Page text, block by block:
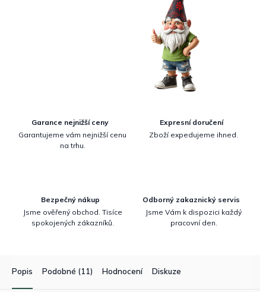
Garance nejnižší ceny
Garantujeme vám nejnižší cenu
na trhu.
Expresní doručení
Zboží expedujeme ihned.
Bezpečný nákup
Jsme ověřený obchod. Tisíce
spokojených zákazníků.
Odborný zakaznický servis
Jsme Vám k dispozici každý
pracovní den.
Popis Podobné (11) Hodnocení Diskuze